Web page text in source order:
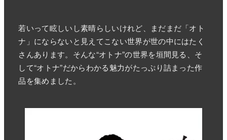
若いって眩しいし素晴らしいけれど、まだまだ「オト
ナ」にならないと見えてこない世界が世の中にはたく
さんあります。そんな“オトナ”の世界を垣間見る、そ
して“オトナ”だからわかる魅力がたっぷり詰まった作
品を集めました。